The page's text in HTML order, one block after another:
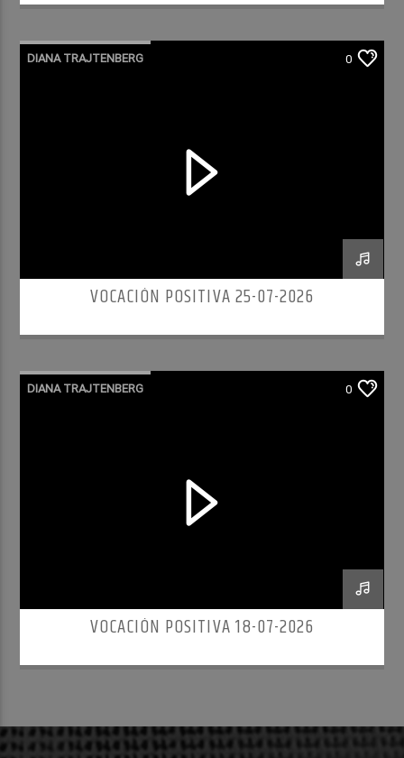
DIANA TRAJTENBERG 0
VOCACIÓN POSITIVA 25-07-2026
DIANA TRAJTENBERG 0
VOCACIÓN POSITIVA 18-07-2026